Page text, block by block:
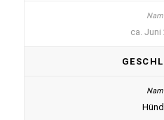
ca. Juni